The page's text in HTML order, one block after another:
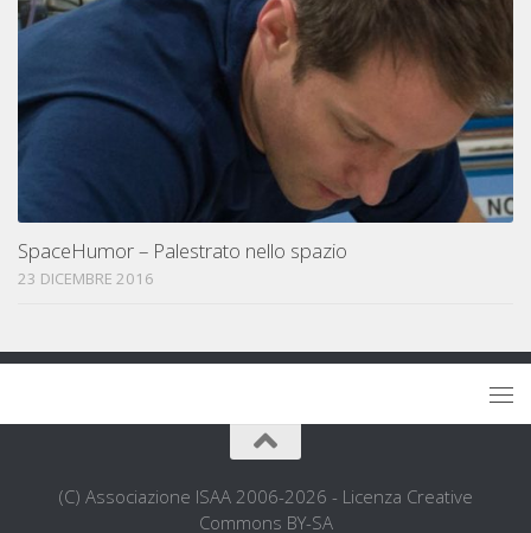
SpaceHumor – Palestrato nello spazio
23 DICEMBRE 2016
(C) Associazione ISAA 2006-2026 - Licenza Creative
Commons BY-SA